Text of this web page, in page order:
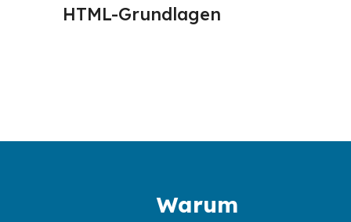
HTML-Grundlagen
Warum